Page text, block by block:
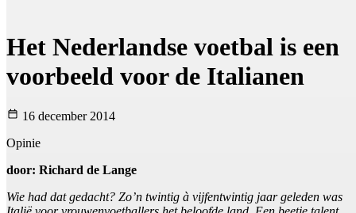
Het Nederlandse voetbal is een
voorbeeld voor de Italianen
16 december 2014
Opinie
door: Richard de Lange
Wie had dat gedacht? Zo’n twintig à vijfentwintig jaar geleden was